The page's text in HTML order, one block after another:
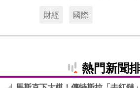
財經 國際
熱門新聞